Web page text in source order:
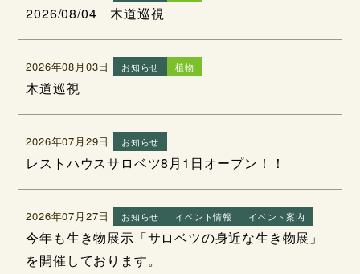
2026/08/04 木道巡視
2026年08月03日 お知らせ 植物
木道巡視
2026年07月29日 お知らせ
レストハウスサロベツ8月1日オープン！！
2026年07月27日 お知らせ イベント情報 イベント案内
今年も生き物展示「サロベツの身近な生き物展」
を開催しております。